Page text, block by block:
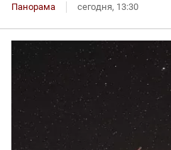
Панорама сегодня, 13:30